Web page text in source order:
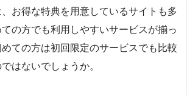
お得な特典を用意しているサイトも多
の方でも利用しやすいサービスが揃っ
ての方は初回限定のサービスでも比較
はないでしょうか。